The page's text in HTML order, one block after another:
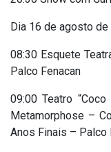
Dia 16 de agosto
08:30 Esquete
Palco Fenacan
09:00 Teatro
Metamorphose –
Anos Finais – Palco